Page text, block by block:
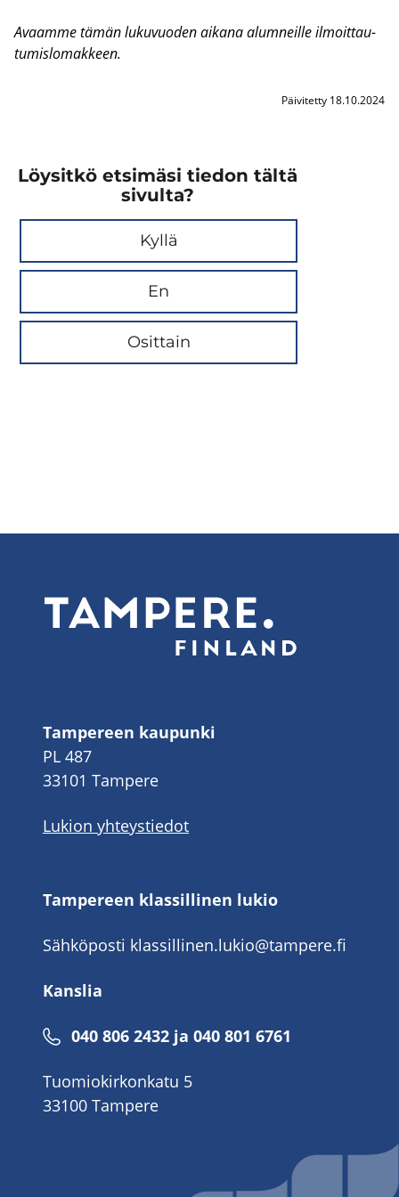
Avaam­me tämän lu­ku­vuo­den ai­ka­na alum­neil­le il­moit­tau­
tu­mis­lo­mak­keen.
Päivitetty 18.10.2024
Löysitkö etsimäsi tiedon tältä
sivulta?
Kyllä
En
Osittain
Tampereen kaupunki
PL 487
33101 Tampere
Lukion yhteystiedot
Tampereen klassillinen lukio
Sähköposti klassillinen.lukio@tampere.fi
Kanslia
040 806 2432 ja 040 801 6761
Tuomiokirkonkatu 5
33100 Tampere